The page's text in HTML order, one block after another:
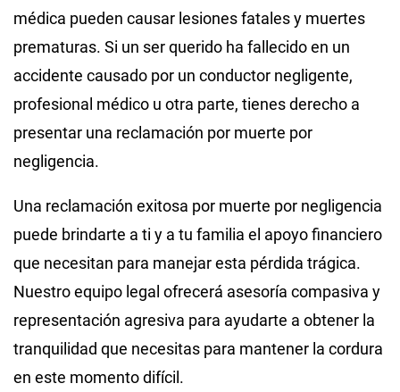
médica pueden causar lesiones fatales y muertes
prematuras. Si un ser querido ha fallecido en un
accidente causado por un conductor negligente,
profesional médico u otra parte, tienes derecho a
presentar una reclamación por muerte por
negligencia.
Una reclamación exitosa por muerte por negligencia
puede brindarte a ti y a tu familia el apoyo financiero
que necesitan para manejar esta pérdida trágica.
Nuestro equipo legal ofrecerá asesoría compasiva y
representación agresiva para ayudarte a obtener la
tranquilidad que necesitas para mantener la cordura
en este momento difícil.